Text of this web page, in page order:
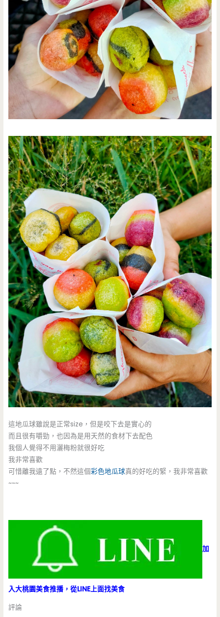
這地瓜球雖說是正常size，但是咬下去是實心的
而且很有嚼勁，也因為是用天然的食材下去配色
我個人覺得不用灑梅粉就很好吃
我非常喜歡
可惜離我遠了點，不然這個彩色地瓜球真的好吃的緊，我非常喜歡
~~~
加
入大桃園美食推播，從LINE上面找美食
評論